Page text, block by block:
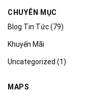
CHUYÊN MỤC
Blog Tin Tức(79)
Khuyến Mãi
Uncategorized (1)
MAPS